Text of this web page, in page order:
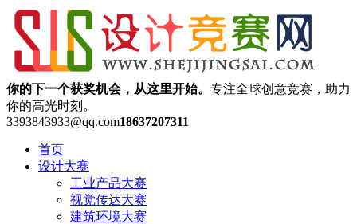
你的下一个获奖机会，从这里开始。 专注全球创意竞赛，助力
你的高光时刻。
3393843933@qq.com18637207311
首页
设计大赛
工业产品大赛
视觉传达大赛
建筑环境大赛